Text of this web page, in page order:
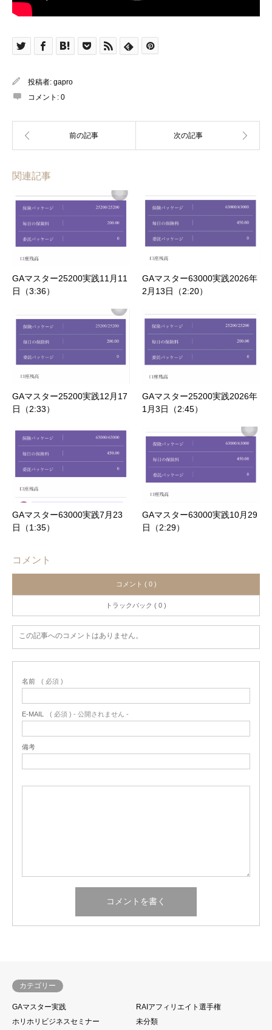
投稿者: gapro
コメント: 0
関連記事
GAマスター25200実践11月11
日（3:36）
GAマスター63000実践2026年
2月13日（2:20）
GAマスター25200実践12月17
日（2:33）
GAマスター25200実践2026年
1月3日（2:45）
GAマスター63000実践7月23
日（1:35）
GAマスター63000実践10月29
日（2:29）
コメント
コメント ( 0 )
トラックバック ( 0 )
この記事へのコメントはありません。
名前 ( 必須 )
E-MAIL ( 必須 ) - 公開されません -
備考
カテゴリー
GAマスター実践
RAIアフィリエイト選手権
ホリホリビジネスセミナー
未分類